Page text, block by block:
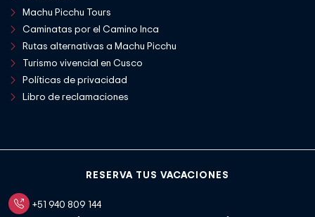
Machu Picchu Tours
Caminatas por el Camino Inca
Rutas alternativas a Machu Picchu
Turismo vivencial en Cusco
Políticas de privacidad
Libro de reclamaciones
RESERVA TUS VACACIONES
+51 940 809 144